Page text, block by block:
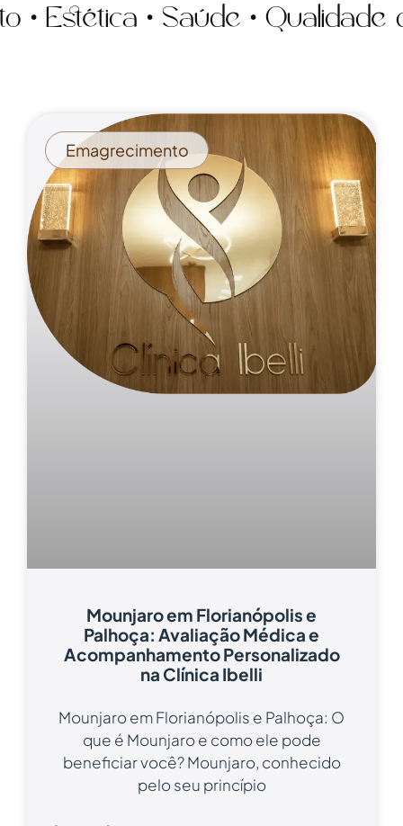
• Saúde • Qualidade
Emagrecimento
Mounjaro em Florianópolis e
Palhoça: Avaliação Médica e
Acompanhamento Personalizado
na Clínica Ibelli
Mounjaro em Florianópolis e Palhoça: O
que é Mounjaro e como ele pode
beneficiar você? Mounjaro, conhecido
pelo seu princípio